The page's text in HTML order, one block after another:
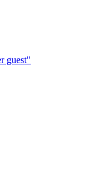
guest"